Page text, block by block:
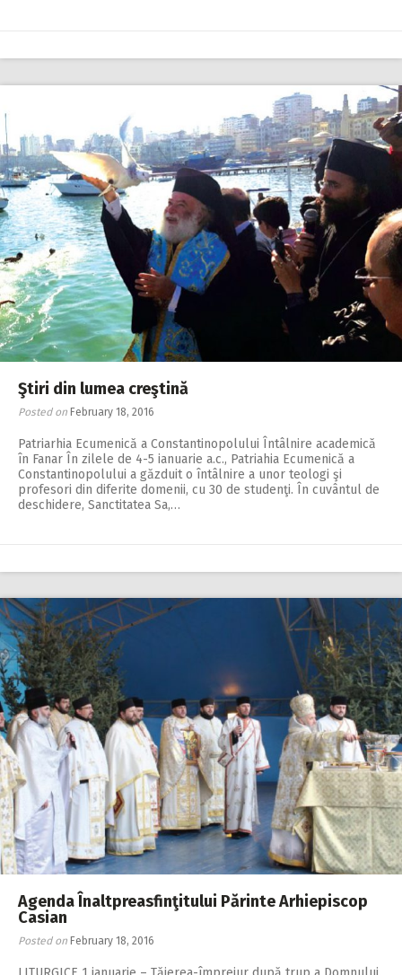
Ştiri din lumea creştină
Posted on February 18, 2016
Patriarhia Ecumenică a Constantinopolului Întâlnire academică
în Fanar În zilele de 4-5 ianuarie a.c., Patriahia Ecumenică a
Constantinopolului a găzduit o întâlnire a unor teologi şi
profesori din diferite domenii, cu 30 de studenţi. În cuvântul de
deschidere, Sanctitatea Sa,…
Agenda Înaltpreasfinţitului Părinte Arhiepiscop
Casian
Posted on February 18, 2016